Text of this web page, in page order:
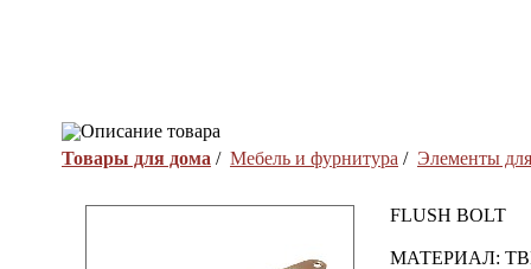
Описание товара
Товары для дома / Мебель и фурнитура / Элементы
FLUSH BOLT
МАТЕРИАЛ: